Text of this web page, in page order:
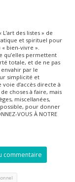
des listes » de
et spirituel pour
bien-vivre ».
qu’elles permettent
totale, et de ne pas
par le
simplicité et
d’accès directe à
choses à faire, mais
miscellanées,
pour donner
VOUS À NOTRE
commentaire